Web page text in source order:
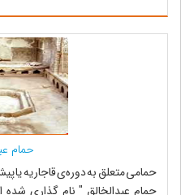
حمام
حمامی متعلق به دوره‌ی قاجاریه یا
حمام عبدالخالق " نام گذاری